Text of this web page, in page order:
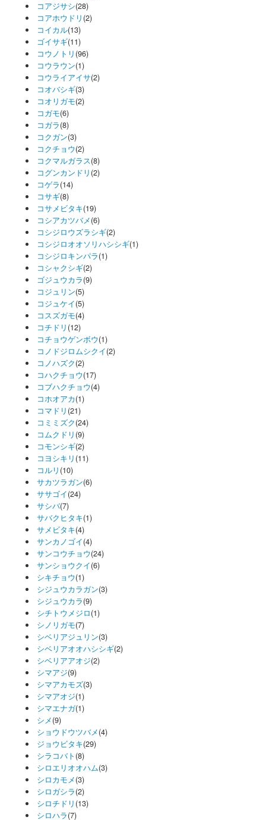
コアジサシ(28)
コアホウドリ (2)
コイカル(13)
ゴイサギ(11)
コウノトリ (96)
コウラウン(1)
コウライアイサ(2)
コオバシギ(3)
コオリガモ(2)
コガモ(6)
コガラ(8)
コクガン(3)
コクチョウ(2)
コクマルガラス(8)
コグンカンドリ (2)
コゲラ(14)
コサギ(8)
コサメビタキ(19)
コシアカツバメ(6)
コシジロウズラシギ(2)
コシジロオオソリハシシギ(1)
コシジロキンパラ(1)
コシャクシギ(2)
ゴジュウカラ(9)
コジュリン(5)
コジュケイ(5)
コスズガモ(4)
コチドリ (12)
コチョウゲンボウ(1)
コノドジロムシクイ(2)
コノハズク(2)
コハクチョウ(17)
コブハクチョウ(4)
コホオアカ(1)
コマドリ (21)
コミミズク(24)
コムクドリ (9)
コモンシギ(2)
コヨシキリ (11)
コルリ (10)
サカツラガン(6)
ササゴイ(24)
サシバ(7)
サバクヒタキ(1)
サメビタキ(4)
サンカノゴイ(4)
サンコウチョウ(24)
サンショウクイ(6)
シキチョウ(1)
シジュウカラガン(3)
シジュウカラ(9)
シチトウメジロ(1)
シノリガモ(7)
シベリアジュリン(3)
シベリアオオハシシギ(2)
シベリアアオジ(2)
シマアジ(9)
シマアカモズ(3)
シマアオジ(1)
シマエナガ(1)
シメ(9)
ショウドウツバメ(4)
ジョウビタキ(29)
シラコバト (8)
シロエリオオハム(3)
シロカモメ(3)
シロガシラ(2)
シロチドリ (13)
シロハラ(7)